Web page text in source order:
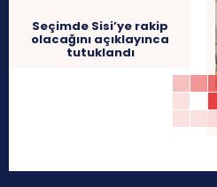
Seçimde Sisi’ye rakip